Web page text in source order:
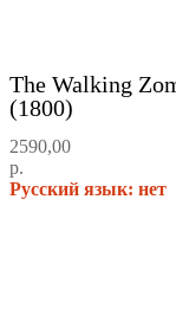
The Walking
(1800)
2590,00
р.
Русский язык: нет